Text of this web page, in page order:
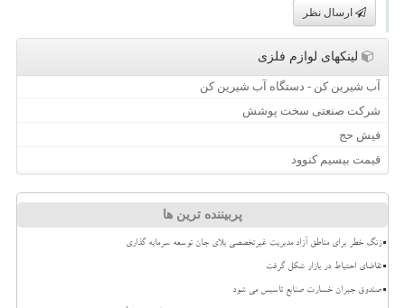
ارسال نظر
لینکهای لوازم فلزی
آب شیرین کن - دستگاه آب شیرین کن
شرکت صنعتی سخت پوشش
فیش حج
قیمت بیسیم کنوود
پربیننده ترین ها
زنگ خطر برای مناطق آزاد مدیریت غیرتخصصی بلای جان توسعه سرمایه گذاری
تقاضای احتیاط در بازار شکل گرفت
صندوق جبران خسارت صنایع تاسیس می شود